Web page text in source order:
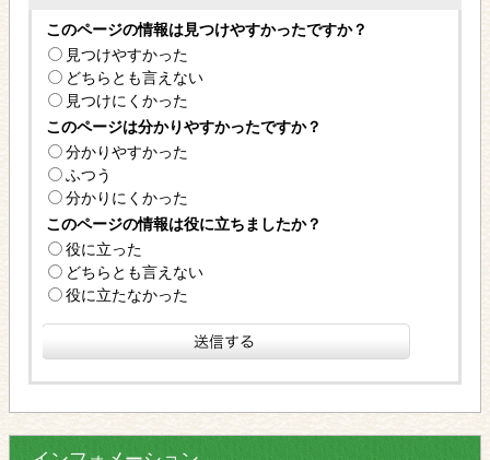
このページの情報は見つけやすかったですか？
見つけやすかった
どちらとも言えない
見つけにくかった
このページは分かりやすかったですか？
分かりやすかった
ふつう
分かりにくかった
このページの情報は役に立ちましたか？
役に立った
どちらとも言えない
役に立たなかった